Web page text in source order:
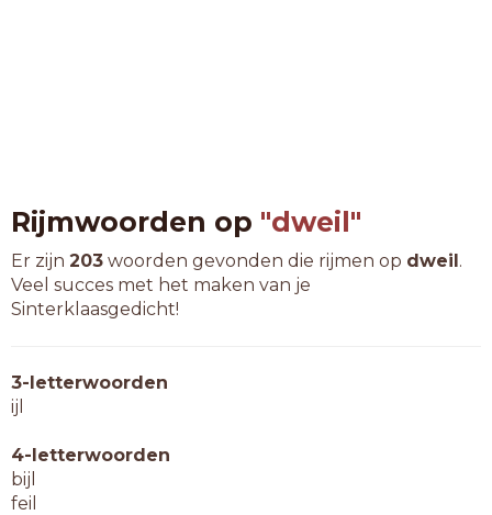
Rijmwoorden op "dweil"
Er zijn 203 woorden gevonden die rijmen op dweil.
Veel succes met het maken van je
Sinterklaasgedicht!
3-letterwoorden
ijl
4-letterwoorden
bijl
feil